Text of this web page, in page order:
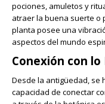
pociones, amuletos y
atraer la buena suerte o
planta posee una
aspectos del mundo
Conexión con lo
Desde la antigüedad, se
capacidad de conectar